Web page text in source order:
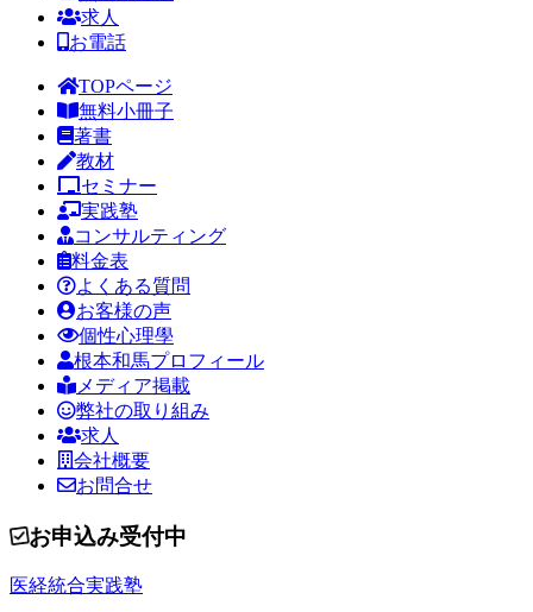
求人
お電話
TOPページ
無料小冊子
著書
教材
セミナー
実践塾
コンサルティング
料金表
よくある質問
お客様の声
個性心理學
根本和馬プロフィール
メディア掲載
弊社の取り組み
求人
会社概要
お問合せ
お申込み受付中
医経統合実践塾